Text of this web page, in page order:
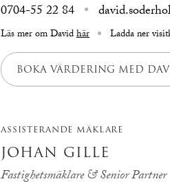
0704-55 22 84
Läs mer om Davidhär Ladda ner
BOKA VÄRDERING MED
ASSISTERANDE MÄKLARE
JOHAN GILLE
Fastighetsmäklare & Senior Partner